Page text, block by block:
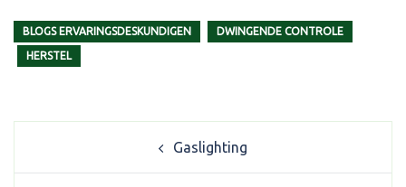
BLOGS ERVARINGSDESKUNDIGEN DWINGENDE CONTROLE
HERSTEL
Gaslighting